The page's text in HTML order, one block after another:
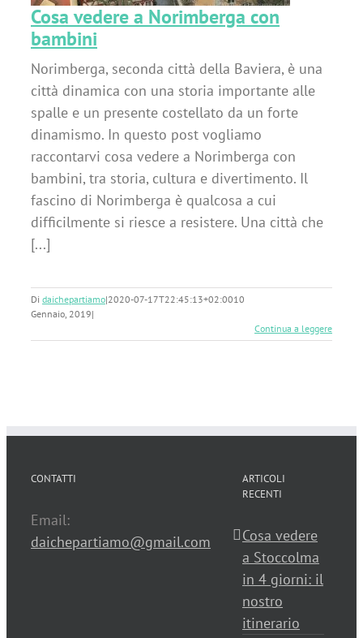
Cosa vedere a Norimberga con
bambini
Norimberga, seconda città della Baviera, è una
città dinamica con una storia importante alle
spalle e un presente costellato da un forte
dinamismo. In questo post vogliamo
raccontarvi cosa vedere a Norimberga con
bambini, tra storia, cultura e divertimento. Il
fascino di Norimberga è qualcosa a cui
difficilmente si riesce a resistere. Una città che
[...]
Di daichepartiamo|2020-07-17T22:45:13+02:0010
Gennaio, 2019|
Continua a leggere
CONTATTI
Email:
daichepartiamo@gmail.com
ARTICOLI
RECENTI
Cosa vedere
a Stoccolma
in 4 giorni: il
nostro
itinerario